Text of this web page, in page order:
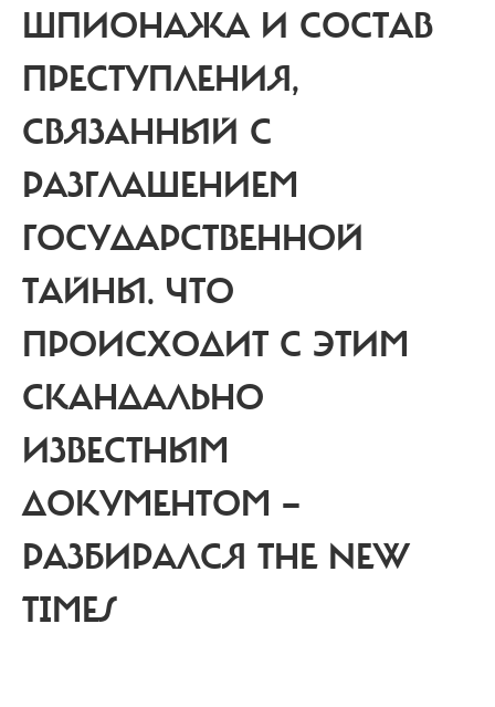
ШПИОНАЖА И СОСТАВ
ПРЕСТУПЛЕНИЯ,
СВЯЗАННЫЙ С
РАЗГЛАШЕНИЕМ
ГОСУДАРСТВЕННОЙ
ТАЙНЫ. ЧТО
ПРОИСХОДИТ С ЭТИМ
СКАНДАЛЬНО
ИЗВЕСТНЫМ
ДОКУМЕНТОМ —
РАЗБИРАЛСЯ THE NEW
TIMES